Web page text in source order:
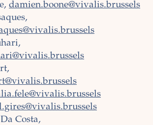
damien.boone@vivalis.brussels
Costa,